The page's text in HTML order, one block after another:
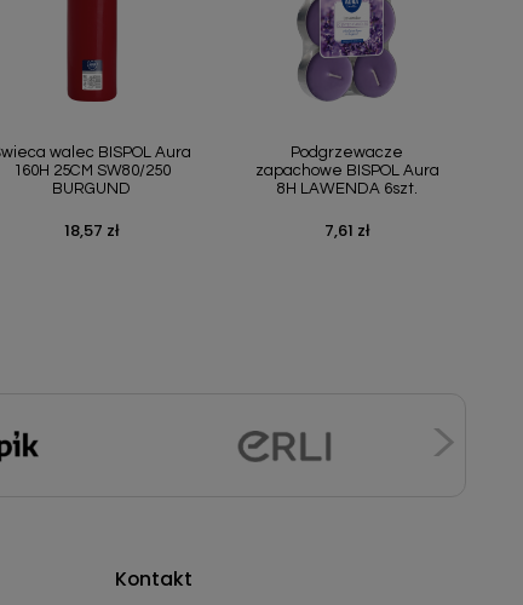
walec BISPOL Aura
160H 25CM SW80/250
BURGUND
Cena
18,57 zł
Podgrzewacze
zapachowe BISPOL Aura
8H LAWENDA 6szt.
Cena
7,61 zł
Kontakt